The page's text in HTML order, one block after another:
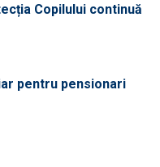
Copilului continuă
pentru pensionari